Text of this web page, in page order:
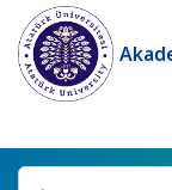
Ara